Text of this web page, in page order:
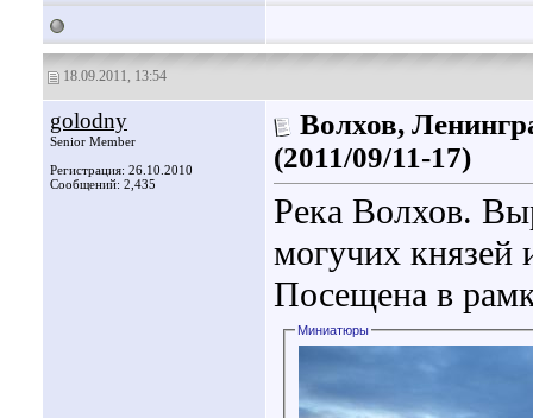
18.09.2011, 13:54
golodny
Senior Member
Регистрация: 26.10.2010
Сообщений: 2,435
Волхов,
(2011/09/11-17)
Река Волхов.
могучих князей
Посещена в
Миниатюры